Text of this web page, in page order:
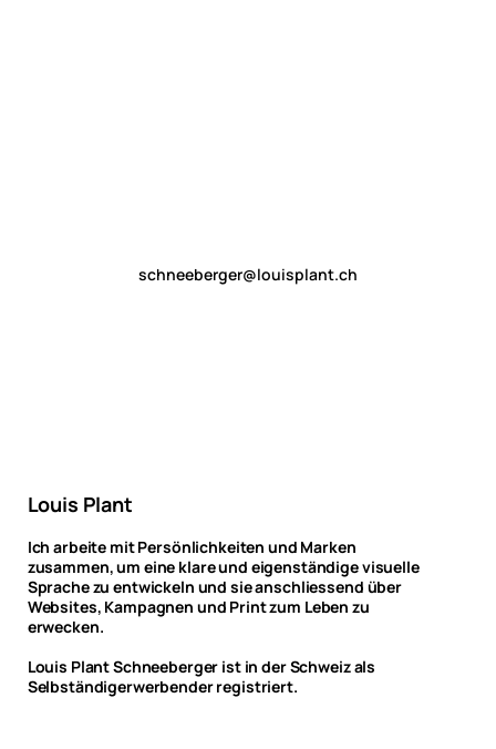
schneeberger@louisplant.ch
Louis Plant
Ich arbeite mit Persönlichkeiten und Marken
zusammen, um eine klare und eigenständige visuelle
Sprache zu entwickeln und sie anschliessend über
Websites, Kampagnen und Print zum Leben zu
erwecken.
Louis Plant Schneeberger ist in der Schweiz als
Selbständigerwerbender registriert.